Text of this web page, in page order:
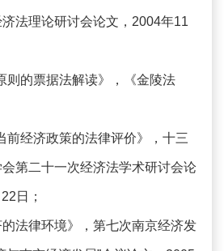
法理论研讨会论文，2004年11
则的票据法解读》，《金陵法
前经济政策的法律评价》，十三
第二十一次经济法学术研讨会论
日；
的法律环境》，第七次南京经济发